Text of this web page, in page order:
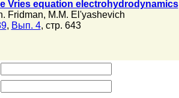
Vries equation electrohydrodynamics
Fridman, M.M. El'yashevich
, Вып. 4, стр. 643